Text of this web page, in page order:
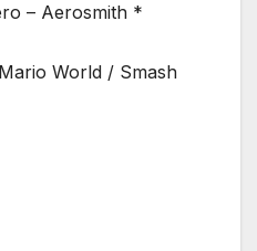
– Aerosmith *
World / Smash